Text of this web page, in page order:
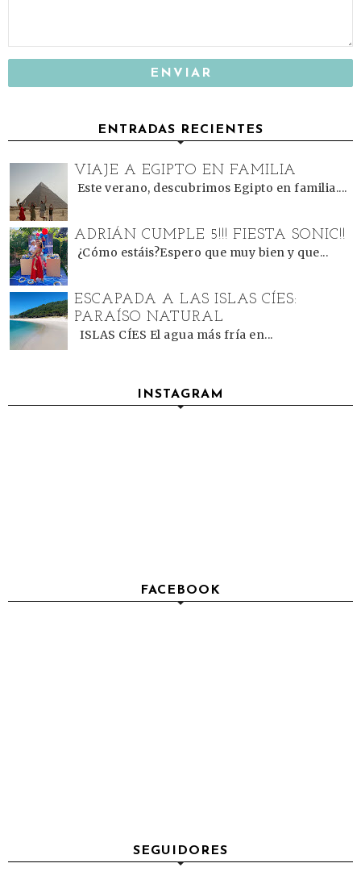
ENTRADAS RECIENTES
VIAJE A EGIPTO EN FAMILIA
Este verano, descubrimos Egipto en familia....
ADRIÁN CUMPLE 5!!! FIESTA SONIC!!
¿Cómo estáis?Espero que muy bien y que...
ESCAPADA A LAS ISLAS CÍES:
PARAÍSO NATURAL
ISLAS CÍES El agua más fría en...
INSTAGRAM
FACEBOOK
SEGUIDORES